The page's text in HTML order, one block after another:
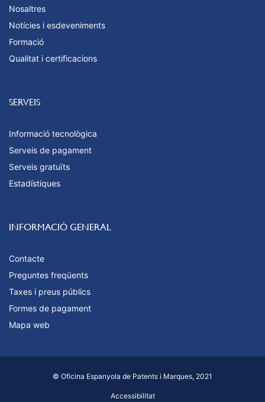
Nosaltres
Notícies i esdeveniments
Formació
Qualitat i certificacions
SERVEIS
Informació tecnològica
Serveis de pagament
Serveis gratuïts
Estadístiques
INFORMACIÓ GENERAL
Contacte
Preguntes freqüents
Taxes i preus públics
Formes de pagament
Mapa web
© Oficina Espanyola de Patents i Marques, 2021
Accessibilitat